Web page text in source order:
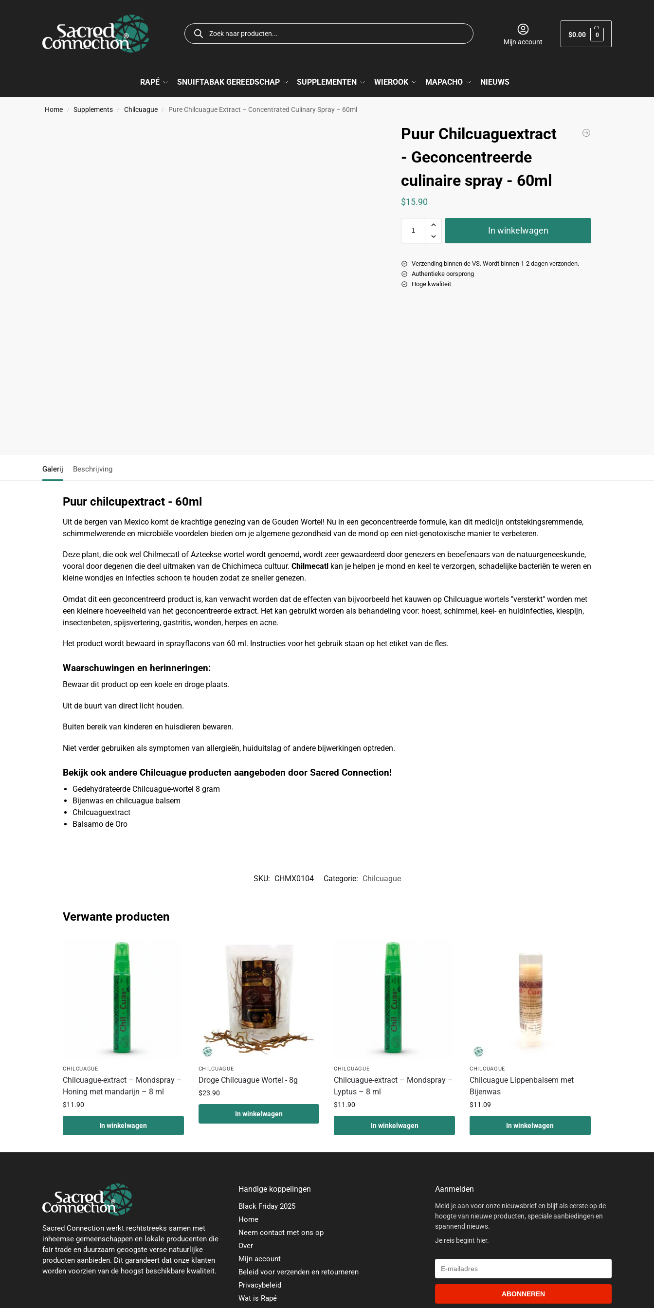
Mijn account
$0.00 0
RAPÉ SNUIFTABAK GEREEDSCHAP SUPPLEMENTEN WIEROOK MAPACHO NIEUWS
Home / Supplements / Chilcuague / Pure Chilcuague Extract – Concentrated Culinary Spray – 60ml
Puur Chilcuaguextract
- Geconcentreerde
culinaire spray - 60ml
$15.90
In winkelwagen
Verzending binnen de VS. Wordt binnen 1-2 dagen verzonden.
Authentieke oorsprong
Hoge kwaliteit
Galerij Beschrijving
Puur chilcupextract - 60ml
Uit de bergen van Mexico komt de krachtige genezing van de Gouden Wortel! Nu in een geconcentreerde formule, kan dit medicijn ontstekingsremmende,
schimmelwerende en microbiële voordelen bieden om je algemene gezondheid van de mond op een niet-genotoxische manier te verbeteren.
Deze plant, die ook wel Chilmecatl of Azteekse wortel wordt genoemd, wordt zeer gewaardeerd door genezers en beoefenaars van de natuurgeneeskunde,
vooral door degenen die deel uitmaken van de Chichimeca cultuur. Chilmecatl kan je helpen je mond en keel te verzorgen, schadelijke bacteriën te weren en
kleine wondjes en infecties schoon te houden zodat ze sneller genezen.
Omdat dit een geconcentreerd product is, kan verwacht worden dat de effecten van bijvoorbeeld het kauwen op Chilcuague wortels "versterkt" worden met
een kleinere hoeveelheid van het geconcentreerde extract. Het kan gebruikt worden als behandeling voor: hoest, schimmel, keel- en huidinfecties, kiespijn,
insectenbeten, spijsvertering, gastritis, wonden, herpes en acne.
Het product wordt bewaard in sprayflacons van 60 ml. Instructies voor het gebruik staan op het etiket van de fles.
Waarschuwingen en herinneringen:
Bewaar dit product op een koele en droge plaats.
Uit de buurt van direct licht houden.
Buiten bereik van kinderen en huisdieren bewaren.
Niet verder gebruiken als symptomen van allergieën, huiduitslag of andere bijwerkingen optreden.
Bekijk ook andere Chilcuague producten aangeboden door Sacred Connection!
Gedehydrateerde Chilcuague-wortel 8 gram
Bijenwas en chilcuague balsem
Chilcuaguextract
Balsamo de Oro
SKU: CHMX0104 Categorie: Chilcuague
Verwante producten
CHILCUAGUE
Chilcuague-extract – Mondspray –
Honing met mandarijn – 8 ml
$11.90
In winkelwagen
CHILCUAGUE
Droge Chilcuague Wortel - 8g
$23.90
In winkelwagen
CHILCUAGUE
Chilcuague-extract – Mondspray –
Lyptus – 8 ml
$11.90
In winkelwagen
CHILCUAGUE
Chilcuague Lippenbalsem met
Bijenwas
$11.09
In winkelwagen
Sacred Connection werkt rechtstreeks samen met
inheemse gemeenschappen en lokale producenten die
fair trade en duurzaam geoogste verse natuurlijke
producten aanbieden. Dit garandeert dat onze klanten
worden voorzien van de hoogst beschikbare kwaliteit.
Handige koppelingen
Black Friday 2025
Home
Neem contact met ons op
Over
Mijn account
Beleid voor verzenden en retourneren
Privacybeleid
Wat is Rapé
Aanmelden
Meld je aan voor onze nieuwsbrief en blijf als eerste op de
hoogte van nieuwe producten, speciale aanbiedingen en
spannend nieuws.
Je reis begint hier.
ABONNEREN